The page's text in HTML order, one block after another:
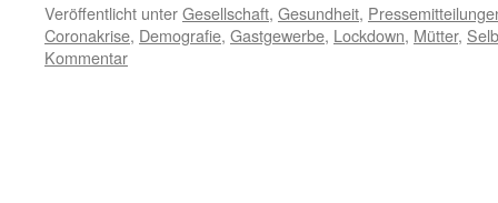
Veröffentlicht unterGesellschaft, Gesundheit,
Coronakrise, Demografie, Gastgewerbe, Lockdown, Mütter,
Kommentar